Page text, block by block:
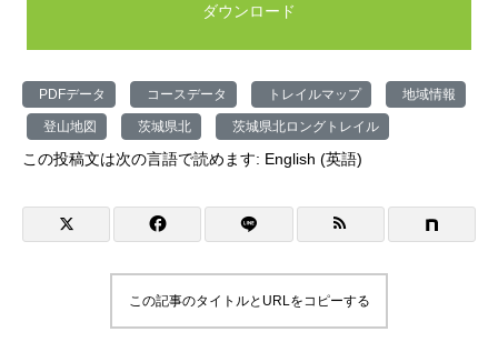
ダウンロード
PDFデータ コースデータ トレイルマップ 地域情報
登山地図 茨城県北 茨城県北ロングトレイル
この投稿文は次の言語で読めます: English (英語)
この記事のタイトルとURLをコピーする